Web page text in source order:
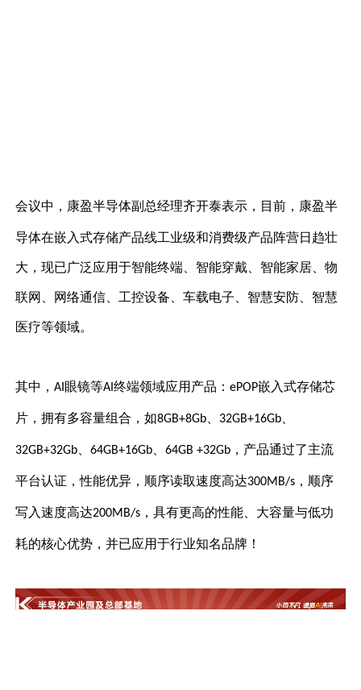
会议中，康盈半导体副总经理齐开泰表示 ，目前， 康盈半
导体在嵌入式存储产品线工业级和消费级产品阵营日趋壮
大 ，现已广泛应用于智能终端、智能穿戴、智能家居、物
联网、网络通信、工控设备、车载电子、智慧安防、智慧
医疗等领域。
其中，AI 眼镜等AI终端领域应用产品：ePOP嵌入式存储芯
片，拥有多容量组合，如8GB+8Gb 32GB+16Gb
32GB+32Gb 、64GB+16Gb 、64GB +32Gb ，产品通过了主流
平台认证，性能优异，顺序读取速度高达300MB/s ，顺序
写入速度高达200MB/s ，具有更高的性能、大容量与低功
耗的核心优势，并已应用于行业知名品牌！